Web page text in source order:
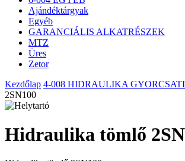
Ajándéktárgyak
Egyéb
GARANCIÁLIS ALKATRÉSZEK
MTZ
Üres
Zetor
Kezdőlap 4-008 HIDRAULIKA
2SN100
Hidraulika tömlő